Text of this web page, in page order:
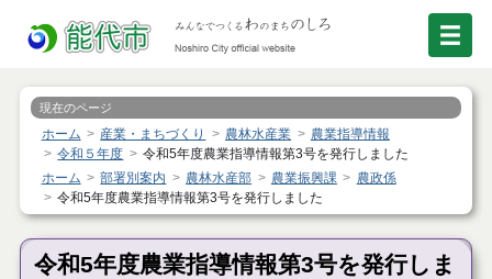
現在のページ
ホーム 産業・まちづくり 農林水産業
農業指導情報
令和５年度
令和5年度農業指導情報第3号を発行しました
ホーム
部署別案内 農林水産部 農業振興課
農政係
令和5年度農業指導情報第3号を発行しました
令和5年度農業指導情報第3号を発行しま